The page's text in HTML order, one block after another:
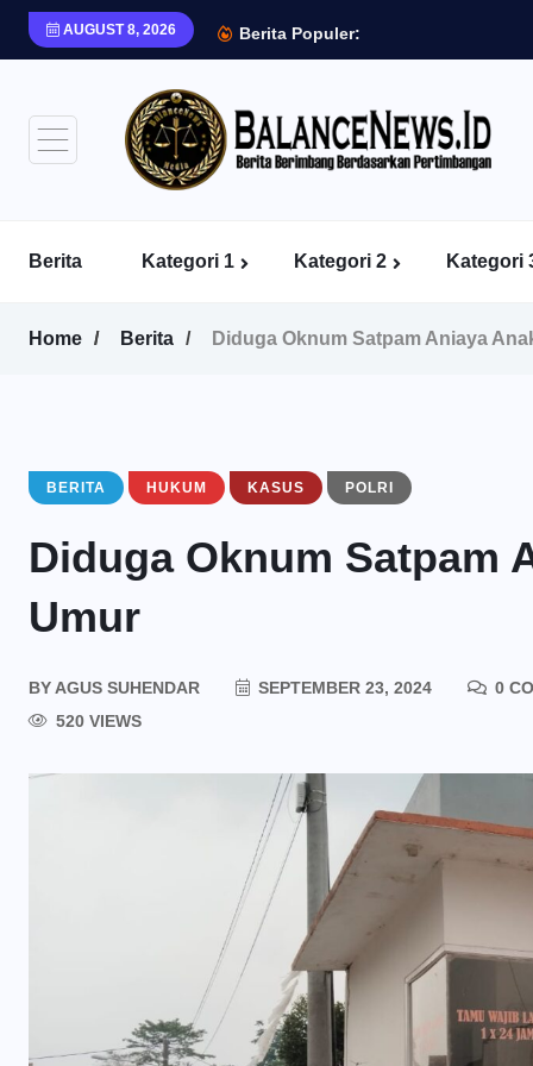
AUGUST 8, 2026 Berita Populer:
Berita Kategori 1 Kategori 2 Kategori
Home Berita Diduga Oknum Satpam Aniaya
BERITA HUKUM KASUS POLRI
Diduga Oknum Satpam
Umur
BY AGUS SUHENDAR SEPTEMBER 23, 2024
0
520 VIEWS